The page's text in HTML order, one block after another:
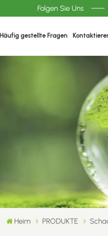
Folgen Sie Uns
Häufig gestellte Fragen
Heim PRODUKTE